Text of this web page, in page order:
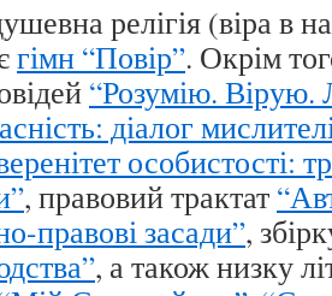
релігія (віра в
гімн “Повір”. Окрім
“Розумію.
діалог
особистості:
, правовий трактат
правові засади”,
, а також низку